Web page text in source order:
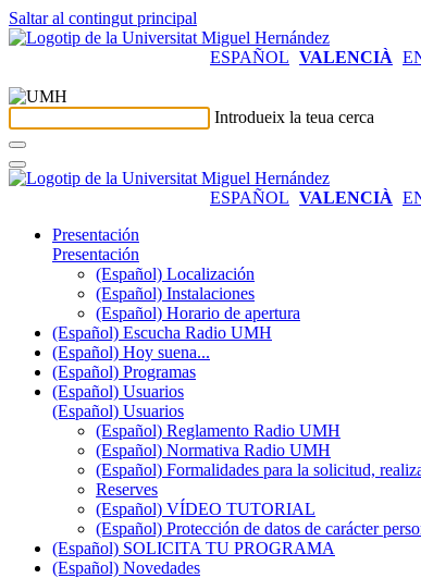
Saltar al contingut principal
ESPAÑOL VALENCIÀ
Introdueix la teua cerca
ESPAÑOL VALENCIÀ
Presentación
Presentación
(Español) Localización
(Español) Instalaciones
(Español) Horario de apertura
(Español) Escucha Radio UMH
(Español) Hoy suena...
(Español) Programas
(Español) Usuarios
(Español) Usuarios
(Español) Reglamento Radio UMH
(Español) Normativa Radio UMH
(Español) Formalidades para la solicitud,
Reserves
(Español) VÍDEO TUTORIAL
(Español) Protección de datos de carácter
(Español) SOLICITA TU PROGRAMA
(Español) Novedades